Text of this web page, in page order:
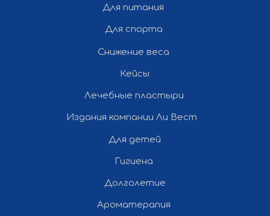
Снижение веса
Кейсы
Лечебные пластыри
Издания компании Ли Вест
Для детей
Гигиена
Долголетие
Ароматерапия
Для питания
Для спорта
Все права защищены ©